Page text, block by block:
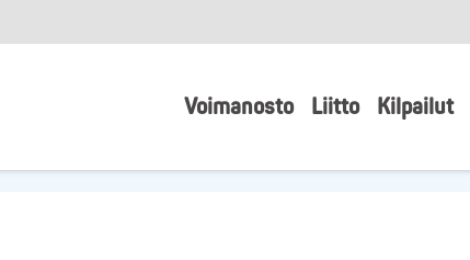
Voimanosto Liitto Kilpailut